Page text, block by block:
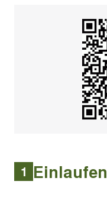
1 Einlaufen